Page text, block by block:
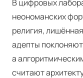
В цифровых
неономанских
религия,
адепты
а
считают